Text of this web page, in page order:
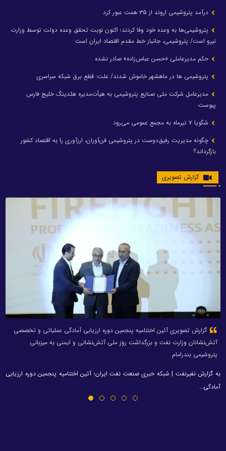
درآمد پتروشیمی اروند از ۳۵ همت عبور کرد
پتروشیمی‌ها به وعده خود وفا کردند؛ اکنون نوبت تحقق وعده دولت توسط وزارت
نیرو است/ پتروشیمی، جانباز خط مقدم اقتصاد ایران است
حکم مدیرعاملی «حسن عباس‌زاده» صادر نشده
پتروشیمی ها در ماهشهر خاموش شدند/ علت: قطع برق شبکه سراسری
مدیرعامل شرکت ملی صنایع پتروشیمی به هیأت‌مدیره هلدینگ خلیج فارس
پیوست
شگویا ۷ تیرماه به مجمع عمومی می‌رود
چگونه مدیریت رفیق‌دوست در پتروشیمی فن‌آوران، ارزآوری را به اقتصاد کشور
بازگرداند؟
گزارش تصویری
گزارش تصویری آئین اختتامیه پنجمین دوره ارزیابی آمادگی عملیاتی و تخصصی
آتش‌نشانان وزارت نفت و بزرگداشت روز ملی آتش‌نشانی و ایمنی به میزبانی
پتروشیمی بندرامام
به گزارش نفیرنفت | شبکه خبری صنعت نفت ایران؛ آئین اختتامیه پنجمین دوره ارزیابی
آمادگی…